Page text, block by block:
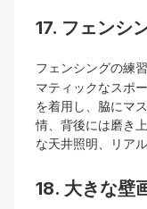
17. フェンシ
フェンシングの練
マティックなスポ
を着用し、脇にマ
情、背後には磨き
な天井照明、リア
18. 大きな壁